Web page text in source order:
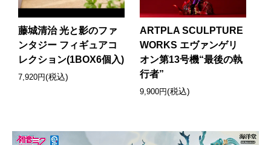
藤城清治 光と影のファ
ンタジー フィギュアコ
レクション(1BOX6個入)
7,920円(税込)
ARTPLA SCULPTURE
WORKS エヴァンゲリ
オン第13号機“最後の執
行者”
9,900円(税込)